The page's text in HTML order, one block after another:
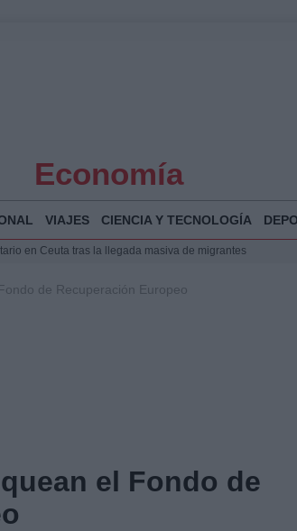
Economía
VIAJES CIENCIA Y TECNOLOGÍA
en Ceuta tras la llegada masiva de migrantes
la Expo de Zaragoza en centro sanitario clave
de Recuperación Europeo
el Fondo de